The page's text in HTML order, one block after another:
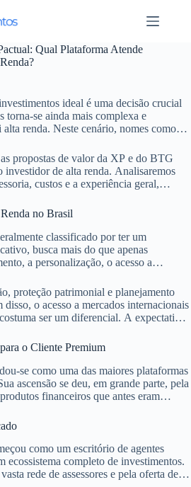
Qual Plataforma Atende
ideal é uma decisão crucial
torna-se ainda mais complexa e
alta renda. Neste cenário, nomes como
Entender as particularidades de cada
a escolha à sua estratégia financeira e
propostas de valor da XP e do BTG
de alta renda. Analisaremos
custos e a experiência geral,
no Brasil
classificado por ter um
busca mais do que apenas
a personalização, o acesso a
exige soluções sofisticadas e um
necessidades específicas.
proteção patrimonial e planejamento
o acesso a mercados internacionais
ser um diferencial. A expectativa
medida.
o Cliente Premium
se como uma das maiores plataformas
ascensão se deu, em grande parte, pela
financeiros que antes eram
diferenciadas.
como um escritório de agentes
ecossistema completo de investimentos.
rede de assessores e pela oferta de